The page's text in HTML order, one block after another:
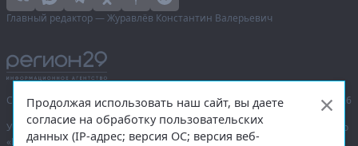
Главный редактор — Журавлёв Константин Валерьевич
Сетевое издание «Информационное агентство Регион 29»,
© 2016–2026
Учредитель — общество с ограниченной ответственностью «Агентство
«Правда Севера».
Продолжая использовать наш сайт, вы даете
согласие на обработку пользовательских
данных (IP-адрес; версия ОС; версия веб-